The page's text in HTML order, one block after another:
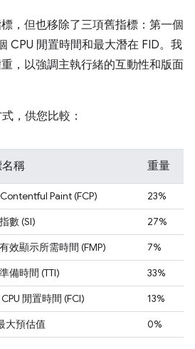
，但也移除了三項舊指標：第一個
CPU 閒置時間和最大潛在 FID。我
，以強調主執行緒的互動性和版面
，供您比較：
稱 重量
Paint (FCP)
23%
數 (SI)
27%
效顯示所需時間 (FMP)
7%
備時間 (TTI)
33%
閒置時間 (FCI)
13%
大預估值 0%